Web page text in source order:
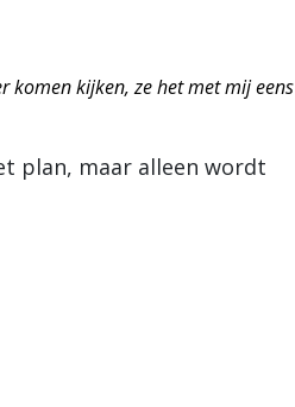
komen kijken, ze het met mij eens
plan, maar alleen wordt